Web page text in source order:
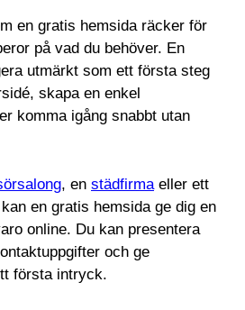
en gratis hemsida räcker för
på vad du behöver. En
utmärkt som ett första steg
skapa en enkel
komma igång snabbt utan
, en städfirmaeller ett
en gratis hemsida ge dig en
online. Du kan presentera
och ge
första intryck.